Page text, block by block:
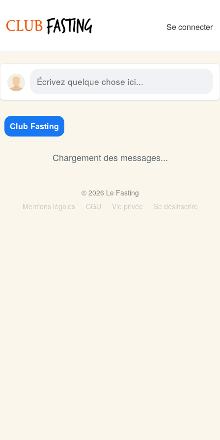
Se connecter
Écrivez quelque chose ici...
Club Fasting
Chargement des messages...
© 2026 Le Fasting
Mentions légales
CGU Vie privée Se désinscrire